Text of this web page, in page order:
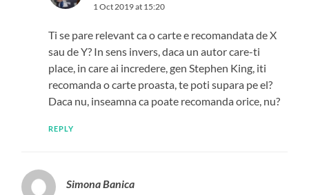
1 Oct 2019 at 15:20
Ti se pare relevant ca o carte e recomandata de X
sau de Y? In sens invers, daca un autor care-ti
place, in care ai incredere, gen Stephen King, iti
recomanda o carte proasta, te poti supara pe el?
Daca nu, inseamna ca poate recomanda orice, nu?
REPLY
Simona Banica